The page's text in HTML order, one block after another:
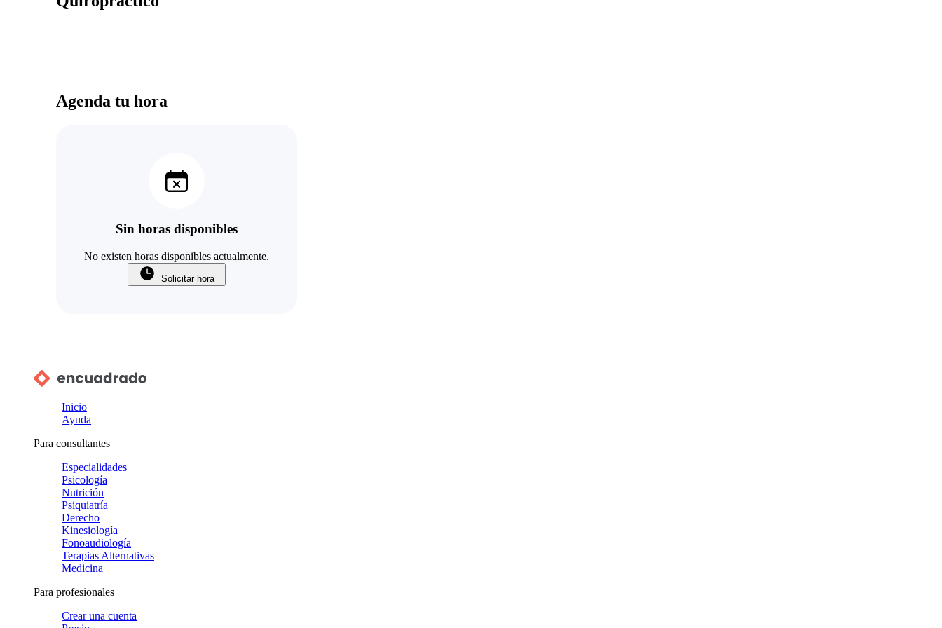
Agenda tu hora
Sin horas disponibles
No existen horas disponibles actualmente.
Solicitar hora
Inicio
Ayuda
Para consultantes
Especialidades
Psicología
Nutrición
Psiquiatría
Derecho
Kinesiología
Fonoaudiología
Terapias Alternativas
Medicina
Para profesionales
Crear una cuenta